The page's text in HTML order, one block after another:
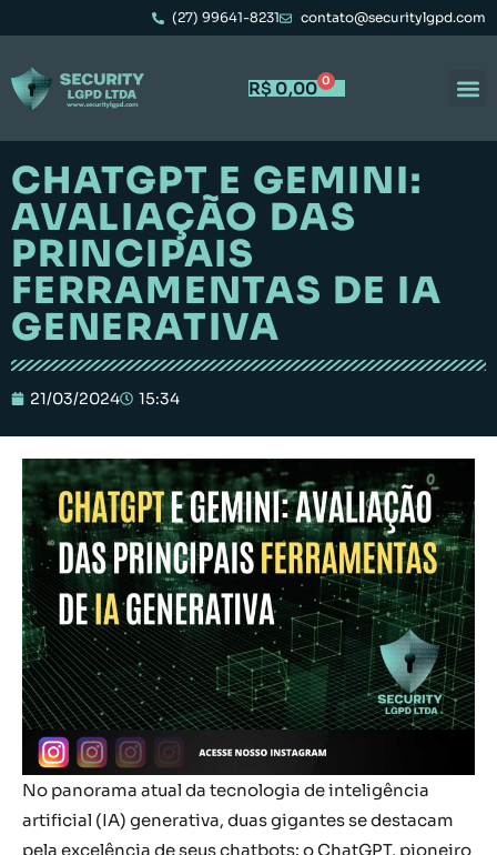
(27) 99641-8231 contato@securitylgpd.com
R$ 0,00 0
CHATGPT E GEMINI:
AVALIAÇÃO DAS
PRINCIPAIS
FERRAMENTAS DE IA
GENERATIVA
21/03/2024 15:34
No panorama atual da tecnologia de inteligência
artificial (IA) generativa, duas gigantes se destacam
pela excelência de seus chatbots: o ChatGPT, pioneiro